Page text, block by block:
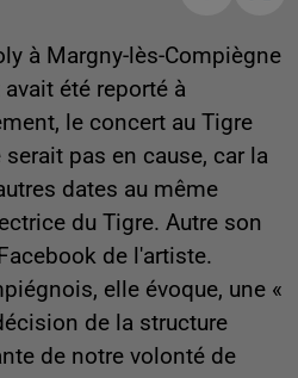
à Margny-lès-Compiègne
été reporté à
le concert au Tigre
pas en cause, car la
dates au même
du Tigre. Autre son
de l'artiste.
elle évoque, une «
de la structure
de notre volonté de